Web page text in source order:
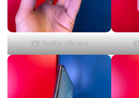
Profilo inferiore